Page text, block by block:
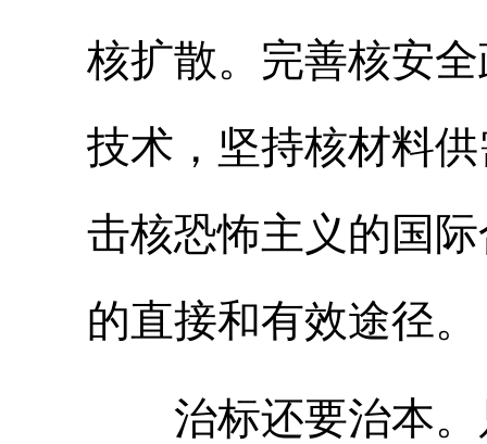
核扩散。完善核安
技术，坚持核材料
击核恐怖主义的国
的直接和有效途径。
治标还要治本。